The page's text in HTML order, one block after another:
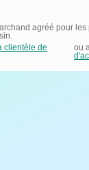
clientèle de
ou
agréé pour